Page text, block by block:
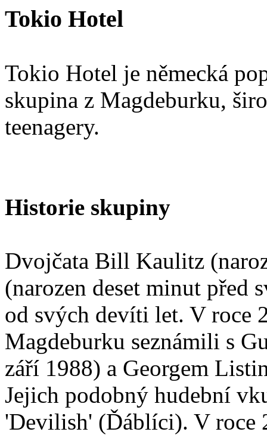
Tokio Hotel
Tokio Hotel je německá
skupina z Magdeburku,
teenagery.
Historie skupiny
Dvojčata Bill Kaulitz
(narozen deset minut před
od svých devíti let. V roce
Magdeburku seznámili s
září 1988) a Georgem
Jejich podobný hudební
'Devilish' (Ďáblíci). V roce